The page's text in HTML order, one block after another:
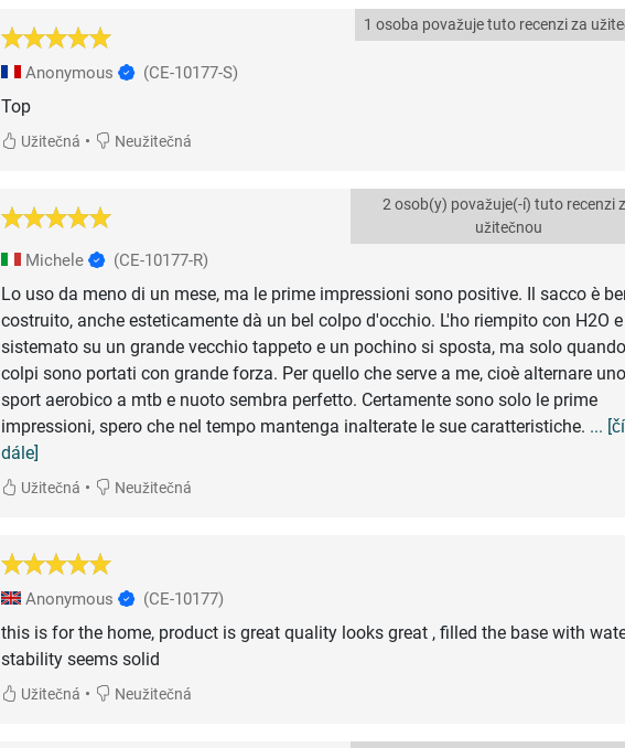
1 osoba považuje tuto recenzi za
Anonymous (CE-10177-S)
Top
Užitečná • Neužitečná
2 osob(y) považuje(-í) tuto recenzi
užitečnou
Michele (CE-10177-R)
Lo uso da meno di un mese, ma le prime impressioni sono positive. Il sacco è
costruito, anche esteticamente dà un bel colpo d'occhio. L'ho riempito con H2O
sistemato su un grande vecchio tappeto e un pochino si sposta, ma solo
colpi sono portati con grande forza. Per quello che serve a me, cioè alternare uno
sport aerobico a mtb e nuoto sembra perfetto. Certamente sono solo le prime
impressioni, spero che nel tempo mantenga inalterate le sue caratteristiche. ...
dále]
Užitečná • Neužitečná
Anonymous (CE-10177)
this is for the home, product is great quality looks great , filled the base with
stability seems solid
Užitečná • Neužitečná